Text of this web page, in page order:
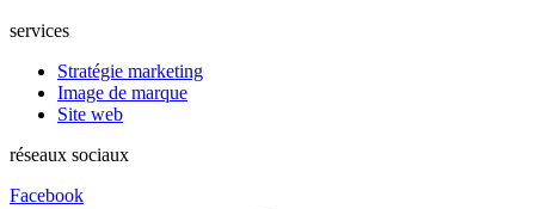
services
Stratégie marketing
Image de marque
Site web
réseaux sociaux
Facebook